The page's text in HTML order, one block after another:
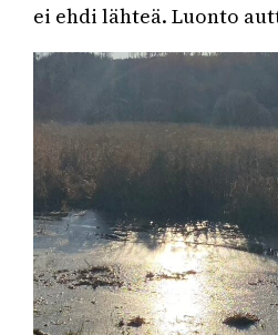
ei ehdi lähteä. Luonto